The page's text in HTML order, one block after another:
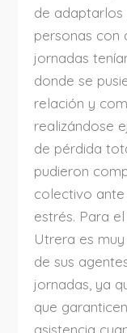
de
personas con
jornadas
donde se
relación y
realizándose
de pérdida
pudieron
colectivo
estrés. Para
Utrera es
de sus
jornadas, ya
que
asistencia